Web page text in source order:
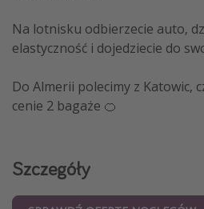
Na lotnisku odbierzecie auto,
elastyczność i dojedziecie do
Do Almerii polecimy z Katowic,
cenie 2 bagaże 🍊
Szczegóły